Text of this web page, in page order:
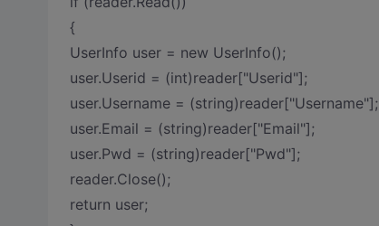
{
UserInfo user = new UserInfo();
user.Userid = (int)reader["Userid"];
user.Username = (string)reader["Username"];
user.Email = (string)reader["Email"];
user.Pwd = (string)reader["Pwd"];
reader.Close();
return user;